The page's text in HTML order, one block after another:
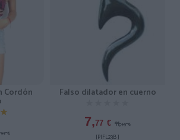
Cordón
99 €
Falso dilatador en cuerno
7,77 € 11,95 €
[PIFL23B ]